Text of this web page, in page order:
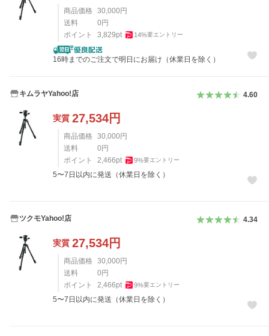
商品価格 30,000円
送料
0円
ポイント
3,829pt 14%要エントリー
16時までのご注文で明日にお届け（休業日を除く）
キムラヤYahoo!店 4.60
実質 27,534円
商品価格 30,000 円
送料
0 円
ポイント
2,466pt 9%要エントリー
5〜7日以内に発送（休業日を除く）
ツクモYahoo!店 4.34
実質 27,534円
商品価格 30,000 円
送料
0 円
ポイント
2,466pt 9%要エントリー
5〜7日以内に発送（休業日を除く）